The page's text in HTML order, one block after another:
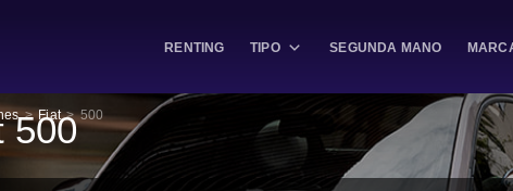
RENTING TIPO SEGUNDA MANO
> Fiat > 500
500